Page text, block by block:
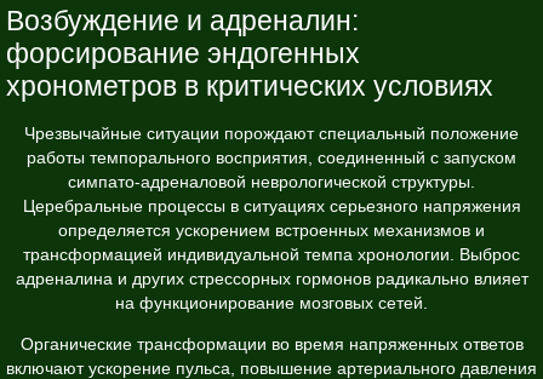
Возбуждение и адреналин:
форсирование эндогенных
хронометров в критических условиях
Чрезвычайные ситуации порождают специальный положение
работы темпорального восприятия, соединенный с запуском
симпато-адреналовой неврологической структуры.
Церебральные процессы в ситуациях серьезного напряжения
определяется ускорением встроенных механизмов и
трансформацией индивидуальной темпа хронологии. Выброс
адреналина и других стрессорных гормонов радикально влияет
на функционирование мозговых сетей.
Органические трансформации во время напряженных ответов
включают ускорение пульса, повышение артериального давления